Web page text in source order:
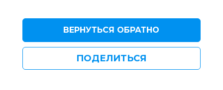
ВЕРНУТЬСЯ ОБРАТНО
ПОДЕЛИТЬСЯ